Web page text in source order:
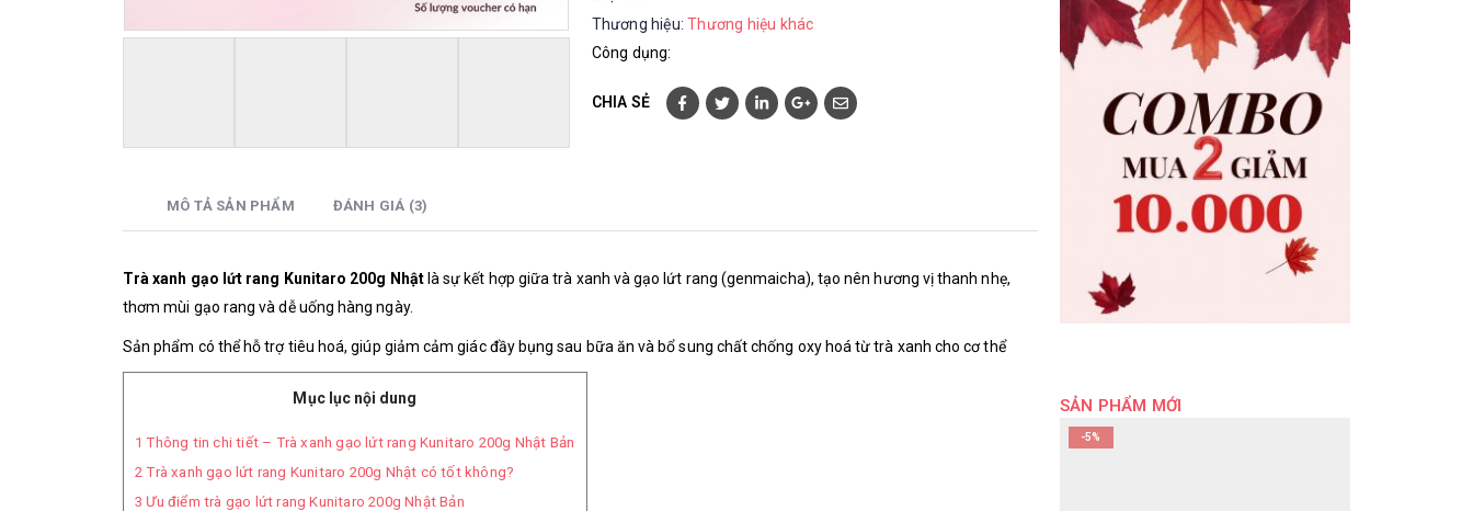
Thương hiệu:Thương hiệu khác
Công dụng:
CHIA SẺ
MÔ TẢ SẢN PHẨM ĐÁNH GIÁ (3)
Trà xanh gạo lứt rang Kunitaro 200g Nhật là sự kết hợp giữa trà xanh và gạo lứt rang (genmaicha), tạo nên hương vị thanh nhẹ,
thơm mùi gạo rang và dễ uống hàng ngày.
Sản phẩm có thể hỗ trợ tiêu hoá, giúp giảm cảm giác đầy bụng sau bữa ăn và bổ sung chất chống oxy hoá từ trà xanh cho cơ thể
Mục lục nội dung
1 Thông tin chi tiết – Trà xanh gạo lứt rang Kunitaro 200g Nhật Bản
2 Trà xanh gạo lứt rang Kunitaro 200g Nhật có tốt không?
3 Ưu điểm trà gạo lứt rang Kunitaro 200g Nhật Bản
SẢN PHẨM MỚI
-5%